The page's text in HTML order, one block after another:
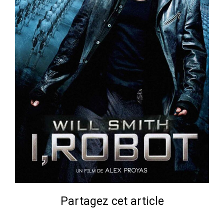
Partagez cet article